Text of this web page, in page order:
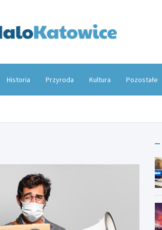
Historia Przyroda Kultura Pozostałe